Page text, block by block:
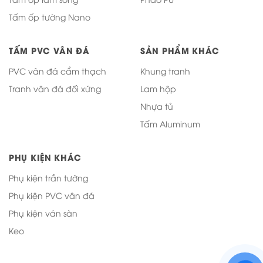
Chống ẩm vượt trội:
Chống trầy xước hiệu quả
Dễ vệ sinh:Bề mặt mịn, lau chùi nhanh
Thi công linh hoạt:
kiệm chi phí
Tấm ốp tường Nano
TẤM PVC VÂN ĐÁ
PVC vân đá cẩm thạch
Tranh vân đá đối xứng
SẢN PHẨM KHÁC
Khung tranh
Lam hộp
Nhựa tủ
Tấm Aluminum
PHỤ KIỆN KHÁC
Phụ kiện trần tường
Phụ kiện PVC vân đá
Phụ kiện ván sàn
Keo